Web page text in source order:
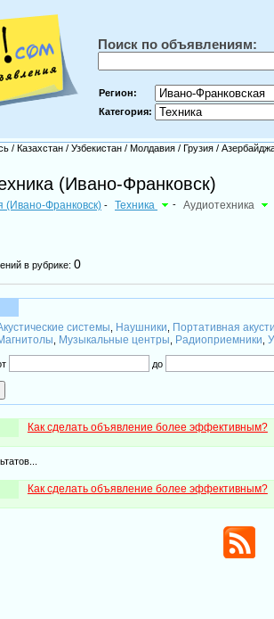
Поиск по объявлениям:
Регион:
Категория:
/ Казахстан / Узбекистан / Молдавия / Грузия /
(Ивано-Франковск)
(Ивано-Франковск) - Техника - Аудиотехника
в рубрике: 0
системы Наушники
Портативная
Музыкальные центры Радиоприемники
до
Как сделать объявление более эффективным?
Как сделать объявление более эффективным?